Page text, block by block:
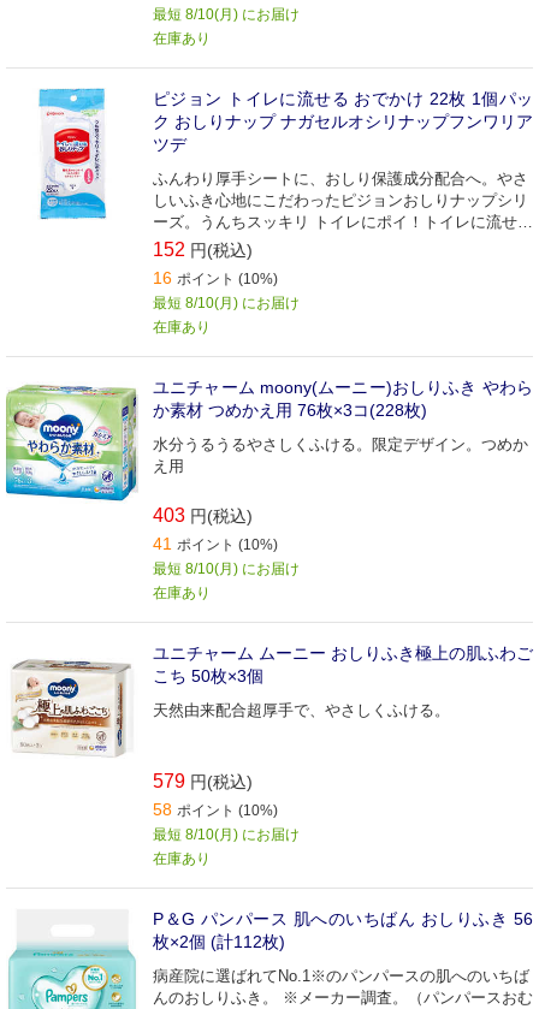
最短 8/10(月) にお届け
在庫あり
ピジョン トイレに流せる おでかけ 22枚 1個パッ
ク おしりナップ ナガセルオシリナップフンワリア
ツデ
ふんわり厚手シートに、おしり保護成分配合へ。やさ
しいふき心地にこだわったピジョンおしりナップシリ
ーズ。うんちスッキリ トイレにポイ！トイレに流せる
おしりナップ
152 円(税込)
16 ポイント (10%)
最短 8/10(月) にお届け
在庫あり
ユニチャーム moony(ムーニー)おしりふき やわら
か素材 つめかえ用 76枚×3コ(228枚)
水分うるうるやさしくふける。限定デザイン。つめか
え用
403 円(税込)
41 ポイント (10%)
最短 8/10(月) にお届け
在庫あり
ユニチャーム ムーニー おしりふき極上の肌ふわご
こち 50枚×3個
天然由来配合超厚手で、やさしくふける。
579 円(税込)
58 ポイント (10%)
最短 8/10(月) にお届け
在庫あり
P＆G パンパース 肌へのいちばん おしりふき 56
枚×2個 (計112枚)
病産院に選ばれてNo.1※のパンパースの肌へのいちば
んのおしりふき。 ※メーカー調査。（パンパースおむ